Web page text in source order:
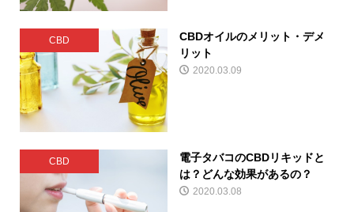
CBD
CBDオイルのメリット・デメ
リット
2020.03.09
CBD
電子タバコのCBDリキッドと
は？どんな効果があるの？
2020.03.08